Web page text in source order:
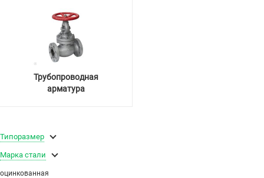
Трубопроводная
арматура
Типоразмер
Марка стали
оцинкованная